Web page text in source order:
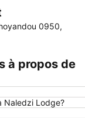
0950,
à propos de
Naledzi Lodge?